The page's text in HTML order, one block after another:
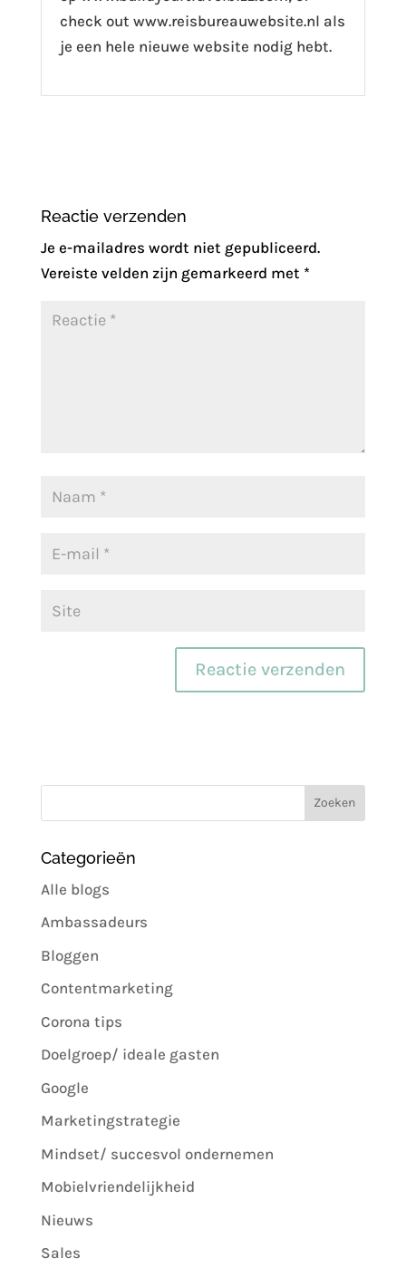
check out www.reisbureauwebsite.nl als
je een hele nieuwe website nodig hebt.
Reactie verzenden
Je e-mailadres wordt niet gepubliceerd.
Vereiste velden zijn gemarkeerd met *
Categorieën
Alle blogs
Ambassadeurs
Bloggen
Contentmarketing
Corona tips
Doelgroep/ ideale gasten
Google
Marketingstrategie
Mindset/ succesvol ondernemen
Mobielvriendelijkheid
Nieuws
Sales